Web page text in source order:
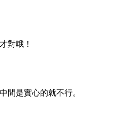
對哦！
間是實心的就不行。